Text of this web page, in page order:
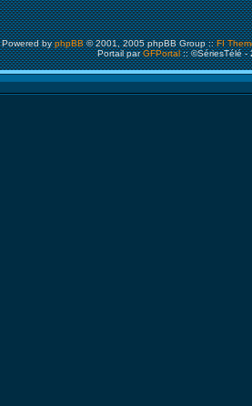
Powered byphpBB© 2001, 2005 phpBB Group ::FI
Portail parGFPortal:: ©SériesTélé -